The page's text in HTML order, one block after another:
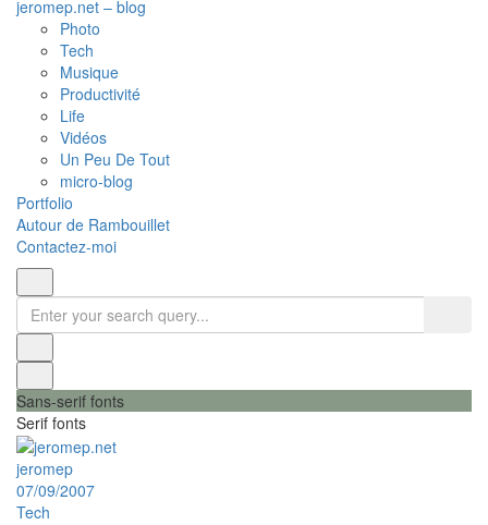
jeromep.net – blog
Photo
Tech
Musique
Productivité
Life
Vidéos
Un Peu De Tout
micro-blog
Portfolio
Autour de Rambouillet
Contactez-moi
Sans-serif fonts
Serif fonts
jeromep
07/09/2007
Tech